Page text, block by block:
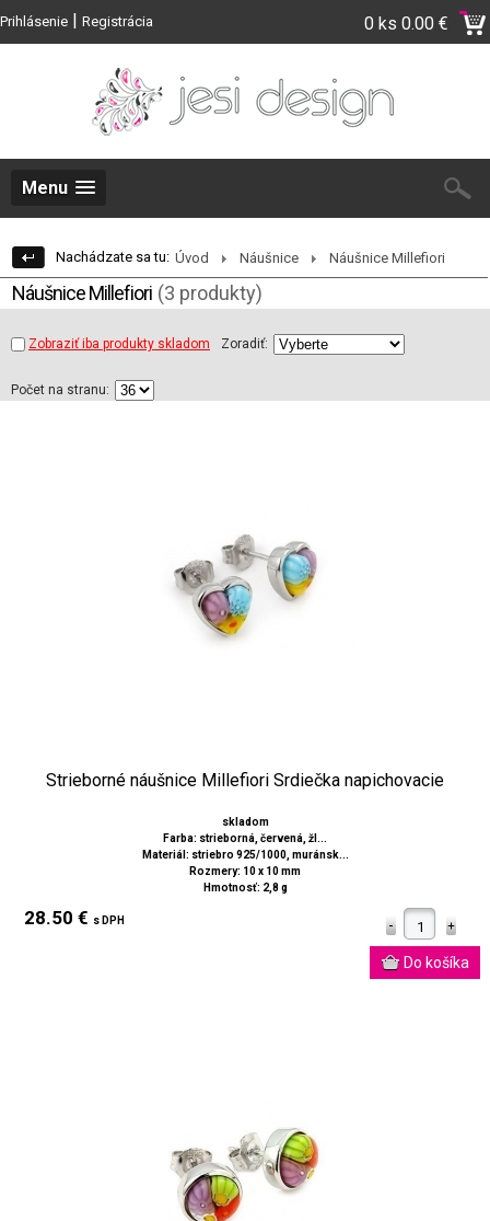
Prihlásenie | Registrácia 0 ks 0.00 €
Menu
Nachádzate sa tu: Úvod Náušnice Náušnice Millefiori
Náušnice Millefiori (3 produkty)
Zobraziť iba produkty skladom Zoradiť:
Počet na stranu:
Strieborné náušnice Millefiori Srdiečka napichovacie
skladom
Farba: strieborná, červená, žl...
Materiál: striebro 925/1000, muránsk...
Rozmery: 10 x 10 mm
Hmotnosť: 2,8 g
28.50 € s DPH